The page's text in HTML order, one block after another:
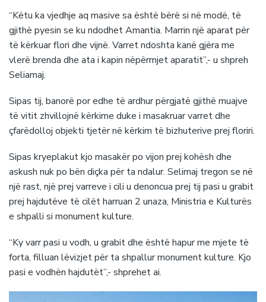
“Këtu ka vjedhje aq masive sa është bërë si në modë, të
gjithë pyesin se ku ndodhet Amantia. Marrin një aparat për
të kërkuar flori dhe vijnë. Varret ndoshta kanë gjëra me
vlerë brenda dhe ata i kapin nëpërmjet aparatit”,- u shpreh
Seliamaj.
Sipas tij, banorë por edhe të ardhur përgjatë gjithë muajve
të vitit zhvillojnë kërkime duke i masakruar varret dhe
çfarëdolloj objekti tjetër në kërkim të bizhuterive prej floriri.
Sipas kryeplakut kjo masakër po vijon prej kohësh dhe
askush nuk po bën diçka për ta ndalur. Selimaj tregon se në
një rast, një prej varreve i cili u denoncua prej tij pasi u grabit
prej hajdutëve të cilët harruan 2 unaza, Ministria e Kulturës
e shpalli si monument kulture.
“Ky varr pasi u vodh, u grabit dhe është hapur me mjete të
forta, filluan lëvizjet për ta shpallur monument kulture. Kjo
pasi e vodhën hajdutët”,- shprehet ai.